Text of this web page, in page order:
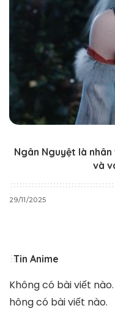
Ngân Nguyệt là
và
29/11/2025
Tin Anime
Không có bài viết nào.
Không có bài viết nào.